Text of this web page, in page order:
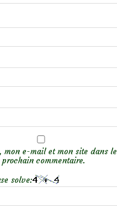
mon e-mail et mon site dans le
commentaire.
solve: